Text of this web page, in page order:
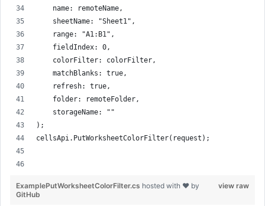
    name: remoteName,
    sheetName: "Sheet1",
    range: "A1:B1",
    fieldIndex: 0,
    colorFilter: colorFilter,
    matchBlanks: true,
    refresh: true,
    folder: remoteFolder,
    storageName: ""
);
cellsApi.PutWorksheetColorFilter(request);
view raw
ExamplePutWorksheetColorFilter.cs hosted with ❤ by
GitHub